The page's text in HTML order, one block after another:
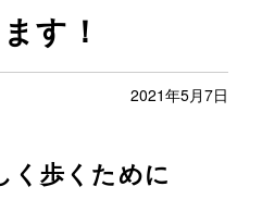
す！
2021年5月7日
く歩くために